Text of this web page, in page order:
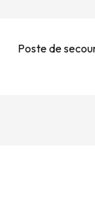
Poste de